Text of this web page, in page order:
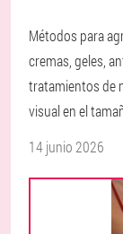
Métodos para
cremas, geles,
tratamientos de
visual en el
14 junio 2026